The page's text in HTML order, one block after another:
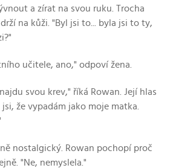
a zírat na svou ruku. Trocha
na kůži. "Byl jsi to... byla jsi to ty,
učitele, ano," odpoví žena.
svou krev," říká Rowan. Její hlas
že vypadám jako moje matka.
nostalgický. Rowan pochopí proč
"Ne, nemyslela."